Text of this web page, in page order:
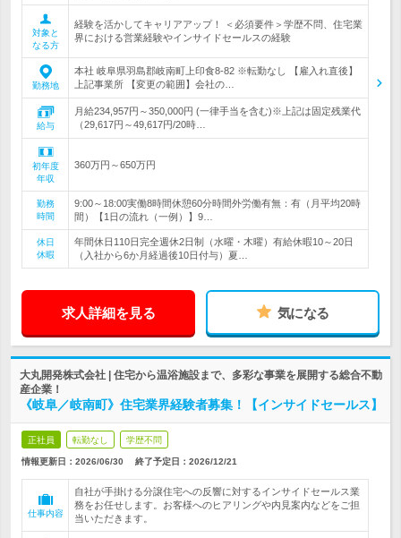
対象と
なる方
経験を活かしてキャリアアップ！ ＜必須要件＞学歴不問、住宅業
界における営業経験やインサイドセールスの経験
勤務地
本社 岐阜県羽島郡岐南町上印食8-82 ※転勤なし 【雇入れ直後】
上記事業所 【変更の範囲】会社の…
給与
月給234,957円～350,000円 (一律手当を含む)※上記は固定残業代
（29,617円～49,617円/20時…
初年度
年収
360万円～650万円
勤務
時間
9:00～18:00実働8時間休憩60分時間外労働有無：有（月平均20時
間）【1日の流れ（一例）】9…
休日
休暇
年間休日110日完全週休2日制（水曜・木曜）有給休暇10～20日
（入社から6か月経過後10日付与）夏…
求人詳細を見る 気になる
大丸開発株式会社 | 住宅から温浴施設まで、多彩な事業を展開する総合不動
産企業！
《岐阜／岐南町》住宅業界経験者募集！【インサイドセールス】
正社員 転勤なし 学歴不問
情報更新日：2026/06/30 終了予定日： 2026/12/21
仕事内容
自社が手掛ける分譲住宅への反響に対するインサイドセールス業
務をお任せします。お客様へのヒアリングや内見案内などをご担
当いただきます。